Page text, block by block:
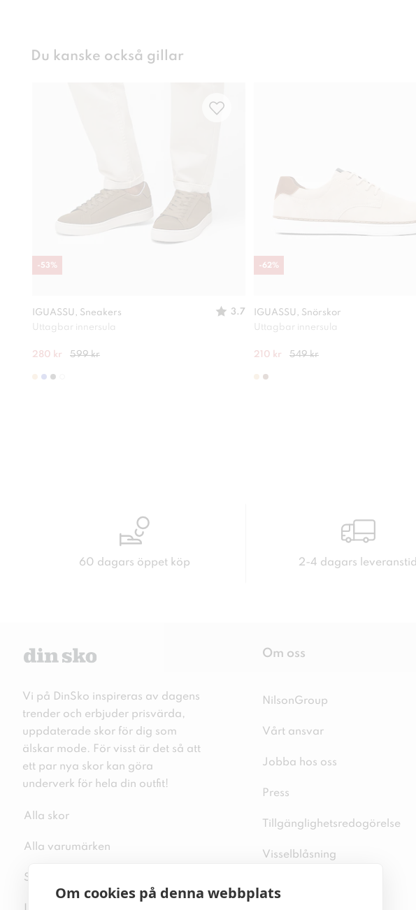
Om cookies på denna webbplats
Du kanske också gillar
IGUASSU, Sneakers
3.7
Uttagbar innersula
280 kr 599 kr
-53%
IGUASSU, Snörskor
Uttagbar innersula
210 kr 549 kr
-62%
60 dagars öppet köp 2-4 dagars leveranstid
Vi på DinSko inspireras av dagens
trender och erbjuder prisvärda,
uppdaterade skor för dig som
älskar mode. För visst är det så att
ett par nya skor kan göra
underverk för hela din outfit!
Alla skor
Alla varumärken
Sitemap
Om oss
NilsonGroup
Vårt ansvar
Jobba hos oss
Press
Tillgänglighetsredogörelse
Visselblåsning